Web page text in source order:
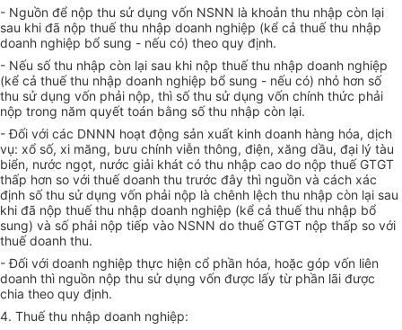
- Nguồn để nộp thu sử dụng vốn NSNN là khoản thu nhập còn lại
sau khi đã nộp thuế thu nhập doanh nghiệp (kể cả thuế thu nhập
doanh nghiệp bổ sung - nếu có) theo quy định.
- Nếu số thu nhập còn lại sau khi nộp thuế thu nhập doanh nghiệp
(kể cả thuế thu nhập doanh nghiệp bổ sung - nếu có) nhỏ hơn số
thu sử dụng vốn phải nộp, thì số thu sử dụng vốn chính thức phải
nộp trong năm quyết toán bằng số thu nhập còn lại.
- Đối với các DNNN hoạt động sản xuất kinh doanh hàng hóa, dịch
vụ: xổ số, xi măng, bưu chính viễn thông, điện, xăng dầu, đại lý tàu
biển, nước ngọt, nước giải khát có thu nhập cao do nộp thuế GTGT
thấp hơn so với thuế doanh thu trước đây thì nguồn và cách xác
định số thu sử dụng vốn phải nộp là chênh lệch thu nhập còn lại sau
khi đã nộp thuế thu nhập doanh nghiệp (kể cả thuế thu nhập bổ
sung) và số phải nộp tiếp vào NSNN do thuế GTGT nộp thấp so với
thuế doanh thu.
- Đối với doanh nghiệp thực hiện cổ phần hóa, hoặc góp vốn liên
doanh thì nguồn nộp thu sử dụng vốn được lấy từ phần lãi được
chia theo quy định.
4. Thuế thu nhập doanh nghiệp: